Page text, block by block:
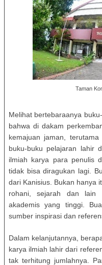
Taman
Melihat bertebaraanya
bahwa di dakam
kemajuan jaman,
buku-buku pelajaran lahir
ilmiah karya para penulis
tidak bisa diragukan lagi.
dari Kanisius. Bukan hanya
rohani, sejarah dan lain
akademis yang tinggi.
sumber inspirasi dan
Dalam kelanjutannya,
karya ilmiah lahir dari
tak terhitung jumlahnya.